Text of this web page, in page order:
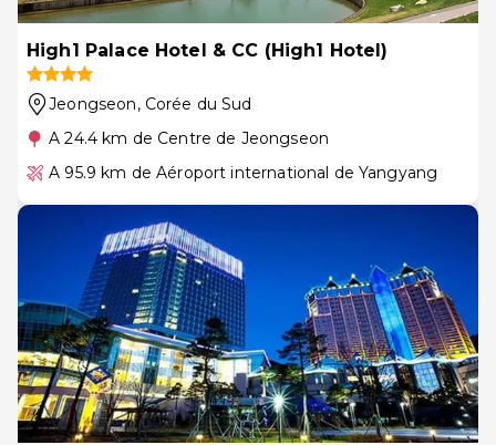
High1 Palace Hotel & CC (High1 Hotel)
Jeongseon, Corée du Sud
A 24.4 km de Centre de Jeongseon
A 95.9 km de Aéroport international de Yangyang